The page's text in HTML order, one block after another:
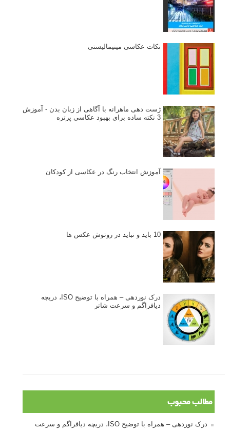
نکات عکاسی مینیمالیستی
ژست دهی ماهرانه با آگاهی از زبان بدن - آموزش
3 نکته ساده برای بهبود عکاسی پرتره
آموزش انتخاب رنگ در عکاسی از کودکان
10 باید و نباید در روتوش عکس ها
درک نوردهی – همراه با توضیح ISO، دریچه
دیافراگم و سرعت شاتر
مطالب محبوب
درک نوردهی – همراه با توضیح ISO، دریچه دیافراگم و سرعت